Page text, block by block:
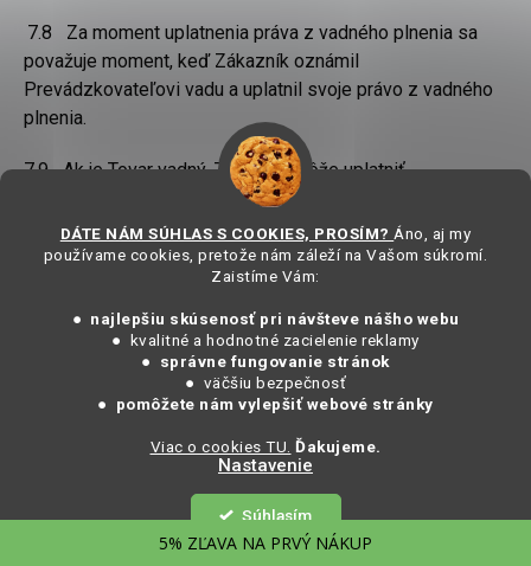
DÁTE NÁM SÚHLAS S COOKIES, PROSÍM? Áno, aj my
používame cookies, pretože nám záleží na Vašom súkromí.
Zaistíme Vám:
● najlepšiu skúsenosť pri návšteve nášho webu
● kvalitné a hodnotné zacielenie reklamy
●
správne fungovanie stránok
● väčšiu bezpečnosť
● pomôžete nám vylepšiť webové stránky
Viac o cookies TU. Ďakujeme.
Nastavenie
Súhlasím
7.8
Za moment uplatnenia práva z vadného plnenia sa
považuje moment, keď Zákazník oznámil
Prevádzkovateľovi vadu a uplatnil svoje právo z vadného
plnenia.
7.9 Ak je Tovar vadný, Zákazník môže uplatniť
(a) opravu alebo dodanie nového Tovaru podľa vlastného
uváženia,pokiaľ zvolený spôsob odstránenia vady nie je
neprimerane nákladný v porovnaní s
druhým spôsobom; toto sa
posudzuje najmä s ohľadom na
význam vady, hodnotu, ktorú by vecmala bez vady, a či je
možné vadu odstrániť druhým spôsobom bez
ťažkostí pre Zákazníka. Prevádzkovateľ môže
odstránenie vady, ak je to nemožné alebo
neprimerane nákladné, najmä sohľadom na význam vady a
hodnotu, ktorú by Tovar mal bez vady; alebo
5% ZĽAVA NA PRVÝ NÁKUP